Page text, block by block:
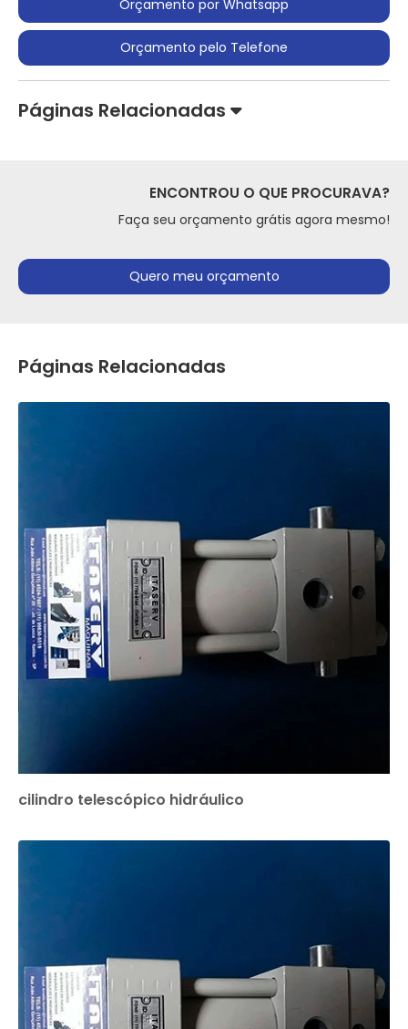
Orçamento por Whatsapp
Orçamento pelo Telefone
Páginas Relacionadas
ENCONTROU O QUE PROCURAVA?
Faça seu orçamento grátis agora mesmo!
Quero meu orçamento
Páginas Relacionadas
cilindro telescópico hidráulico